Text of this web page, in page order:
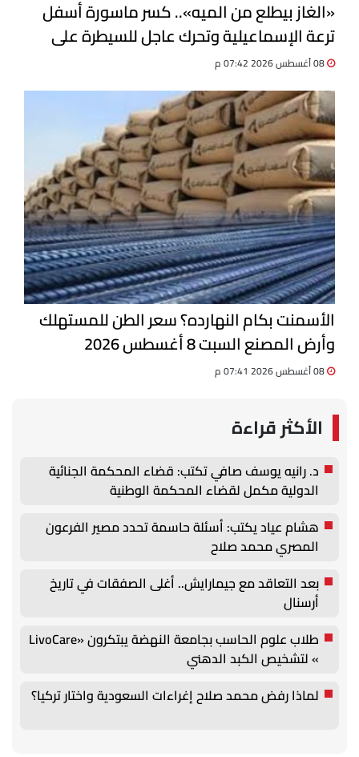
«الغاز بيطلع من الميه».. كسر ماسورة أسفل
ترعة الإسماعيلية وتحرك عاجل للسيطرة على
التسرب
الأسمنت بكام النهارده؟ سعر الطن للمستهلك
وأرض المصنع السبت 8 أغسطس 2026
الأكثر قراءة
د. رانيه يوسف صافي تكتب: قضاء المحكمة الجنائية
الدولية مكمل لقضاء المحكمة الوطنية
هشام عياد يكتب: أسئلة حاسمة تحدد مصير الفرعون
المصري محمد صلاح
بعد التعاقد مع جيمارايش.. أغلى الصفقات في تاريخ
أرسنال
طلاب علوم الحاسب بجامعة النهضة يبتكرون «LivoCare
» لتشخيص الكبد الدهني
لماذا رفض محمد صلاح إغراءات السعودية واختار تركيا؟